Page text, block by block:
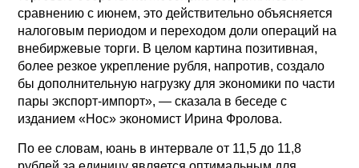
сравнению с июнем, это действительно объясняется
налоговым периодом и переходом доли операций на
внебиржевые торги. В целом картина позитивная,
более резкое укрепление рубля, напротив, создало
бы дополнительную нагрузку для экономики по части
пары экспорт-импорт», — сказала в беседе с
изданием «Нос» экономист Ирина Фролова.
По ее словам, юань в интервале от 11,5 до 11,8